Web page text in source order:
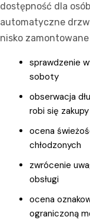
dostępność dla
automatyczne
nisko
sprawdzenie
soboty
obserwacja
robi się zakupy
ocena
chłodzonych
zwrócenie
obsługi
ocena
ograniczoną